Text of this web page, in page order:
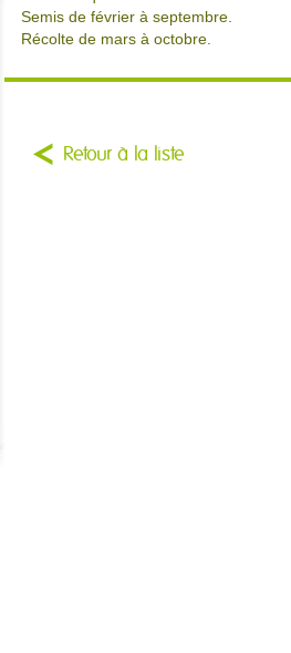
Semis de février à septembre.
Récolte de mars à octobre.
Retour à la liste